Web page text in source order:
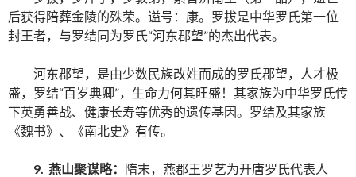
后获得陪葬金陵的殊荣。谥号：康。罗拔是中华罗氏第一位
封王者，与罗结同为罗氏“河东郡望”的杰出代表。
河东郡望，是由少数民族改姓而成的罗氏郡望，人才极
盛，罗结“百岁典卿”，生命力何其旺盛！其家族为中华罗氏传
下英勇善战、健康长寿等优秀的遗传基因。罗结及其家族
《魏书》、《南北史》有传。
9. 燕山聚谋略： 隋末，燕郡王罗艺为开唐罗氏代表人